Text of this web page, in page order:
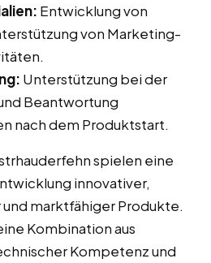
Entwicklung von
von Marketing-
Unterstützung bei der
Beantwortung
nach dem Produktstart.
spielen eine
innovativer,
marktfähiger Produkte.
Kombination aus
Kompetenz und